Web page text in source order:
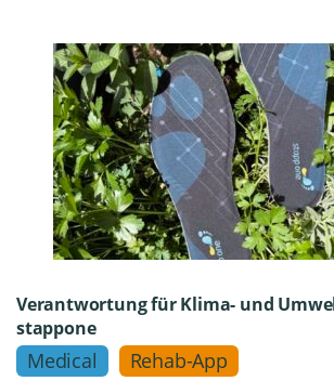
Verantwortung für Klima- und
stappone
Medical Rehab-App